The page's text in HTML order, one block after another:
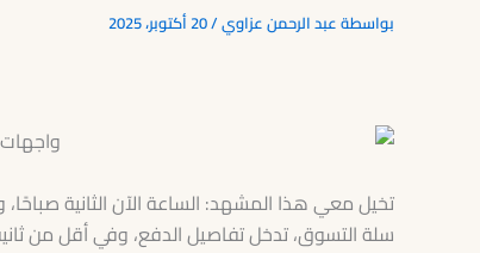
بواسطةعبد الرحمن عزاوي/20 أكتوبر، 2025
تخيل معي هذا المشهد: الساعة الآن الثانية
سلة التسوق، تدخل تفاصيل الدفع، وفي أقل من